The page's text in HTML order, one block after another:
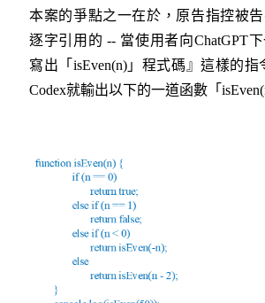
本案的爭點之一在於，原告指控被
逐字引用的 -- 當使用者向ChatGPT
寫出「isEven(n)」程式碼』這樣的指
Codex就輸出以下的一道函數「